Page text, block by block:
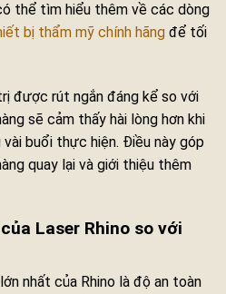
thể tìm hiểu thêm về các dòng
bị thẩm mỹ chính hãng để tối
được rút ngắn đáng kể so với
sẽ cảm thấy hài lòng hơn khi
buổi thực hiện. Điều này góp
quay lại và giới thiệu thêm
Laser Rhino so với
nhất của Rhino là độ an toàn